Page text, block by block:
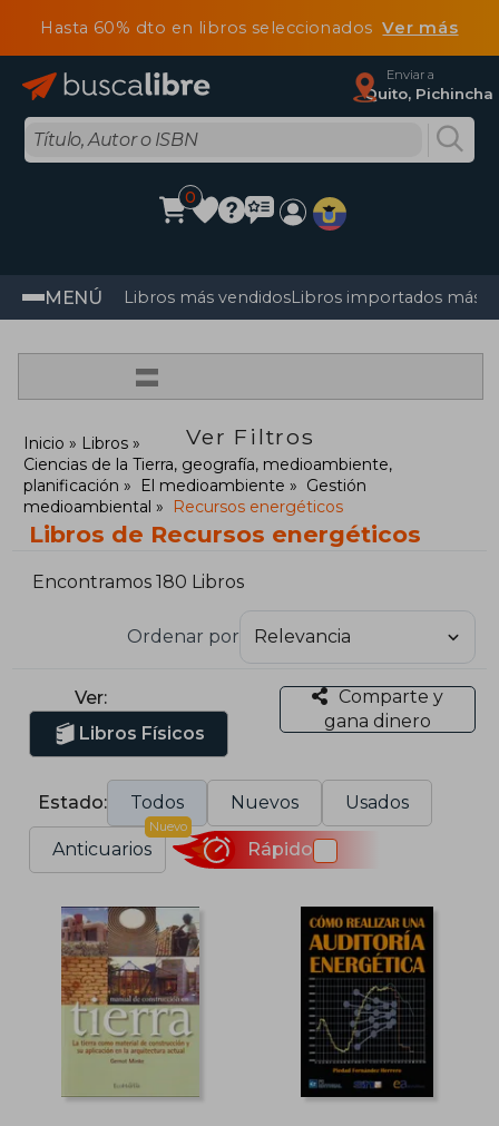
Hasta 60% dto en libros seleccionadosVer más
Enviar a
Quito, Pichincha
0
MENÚ Libros más vendidosLibros importados más
=
Ver Filtros
Inicio
Libros
Ciencias de la Tierra, geografía, medioambiente,
planificación
El medioambiente
Gestión
medioambiental
Recursos energéticos
Libros de Recursos energéticos
Encontramos 180 Libros
Ordenar por
Ver:
Libros Físicos
Comparte y
gana dinero
Estado: Todos Nuevos Usados
Anticuarios
Nuevo
Rápido